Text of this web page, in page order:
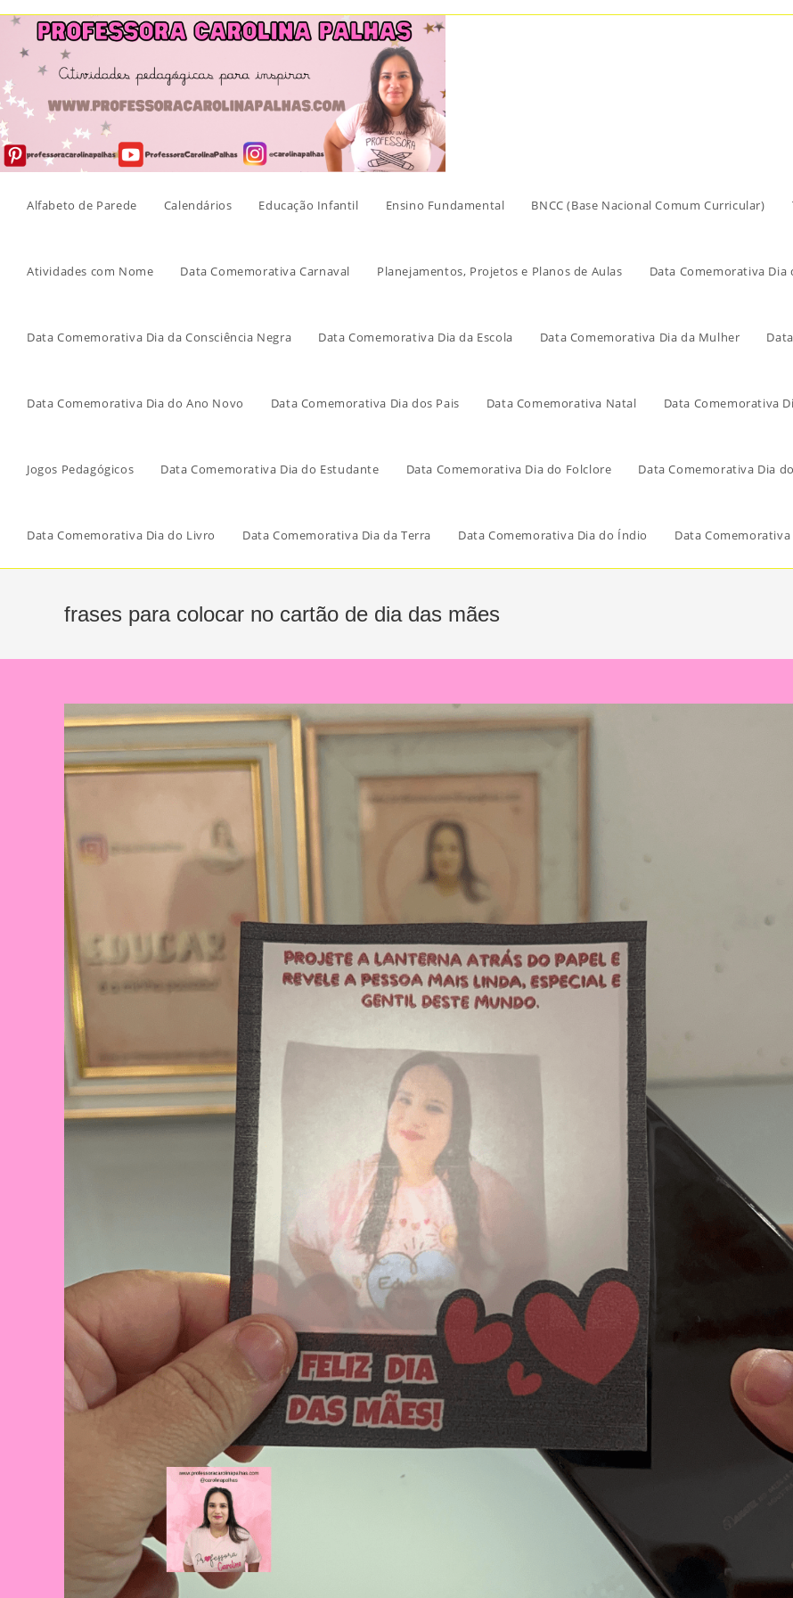
Skip
content
Alfabeto de Parede Calendários Educação Infantil Ensino Fundamental BNCC (Base Nacional Comum Curricular)
Atividades com Nome Data Comemorativa Carnaval Planejamentos, Projetos e Planos de Aulas Data Comemorativa Dia
Data Comemorativa Dia da Consciência Negra Data Comemorativa Dia da Escola Data Comemorativa Dia da Mulher
Data Comemorativa Dia do Ano Novo Data Comemorativa Dia dos Pais Data Comemorativa Natal Data Comemorativa
Jogos Pedagógicos Data Comemorativa Dia do Estudante Data Comemorativa Dia do Folclore Data Comemorativa Dia
Data Comemorativa Dia do Livro Data Comemorativa Dia da Terra Data Comemorativa Dia do Índio Data
frases para colocar no cartão de dia das mães